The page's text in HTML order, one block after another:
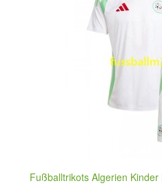
Fußballtrikots Algerien